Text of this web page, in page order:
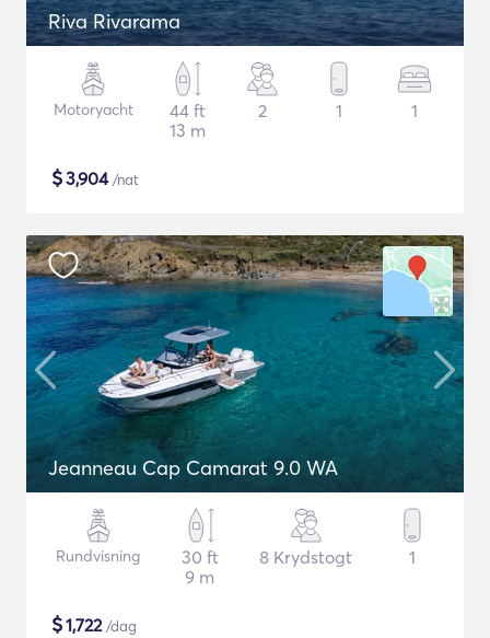
Riva Rivarama
Motoryacht
44 ft
13 m
2 1 1
$3,904/nat
Jeanneau Cap Camarat 9.0 WA
Rundvisning
30 ft
9 m
8 Krydstogt 1
$1,722/dag